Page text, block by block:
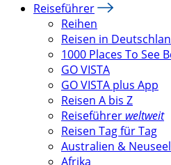
Reiseführer
Reihen
Reisen in
1000 Places To See
GO VISTA
GO VISTA plus App
Reisen A bis Z
Reiseführer weltweit
Reisen Tag für Tag
Australien &
Afrika